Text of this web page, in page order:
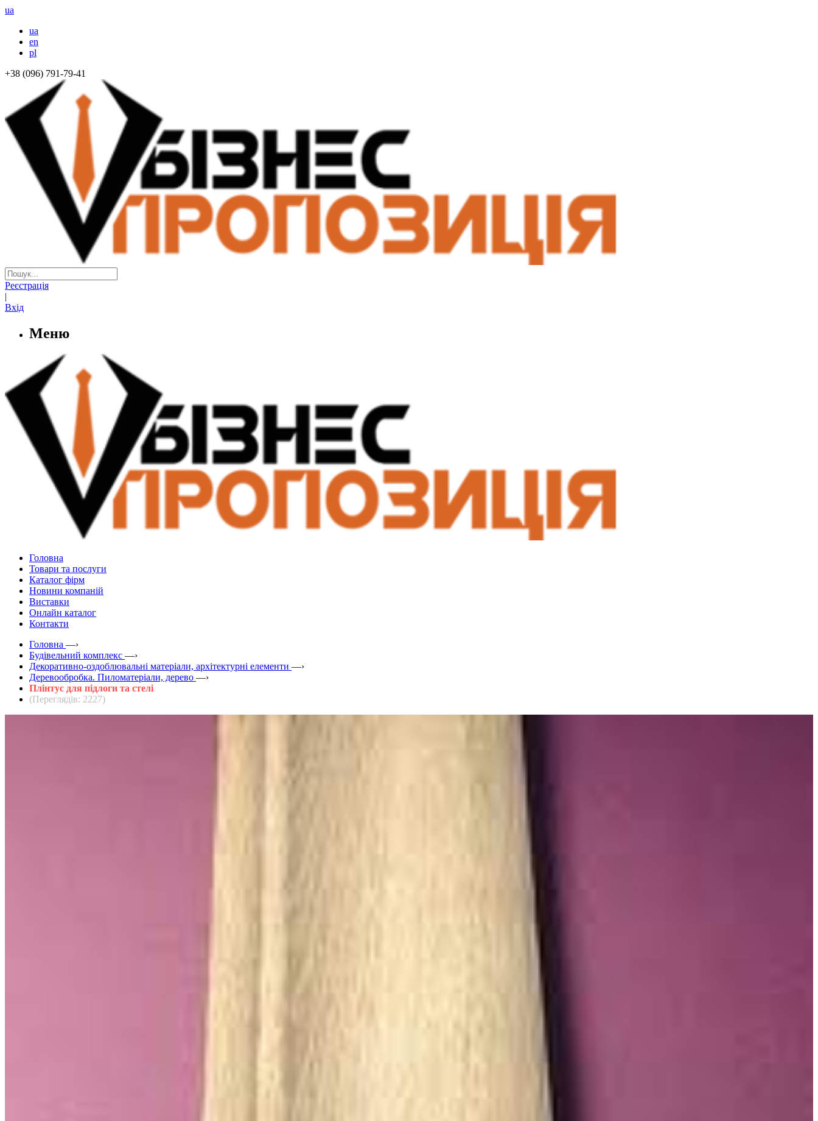
ua
ua
en
pl
+38 (096) 791-79-41
Реєстрація
|
Вхід
Меню
Головна
Товари та послуги
Каталог фірм
Новини компаній
Виставки
Онлайн каталог
Контакти
Головна —›
Будівельний комплекс —›
Декоративно-оздоблювальні матеріали, архітектурні елементи —›
Деревообробка. Пиломатеріали, дерево —›
Плінтус для підлоги та стелі
(Переглядів: 2227)